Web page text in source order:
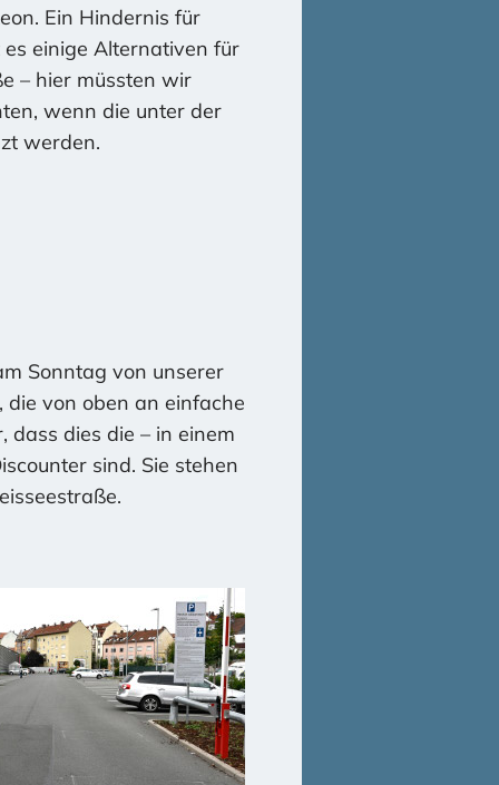
Ein Hindernis für
einige Alternativen für
– hier müssten wir
wenn die unter der
werden.
zuständigen
den „Masterplan
ein gesonderter
Sonntag von unserer
von oben an einfache
dies die – in einem
sind. Sie stehen